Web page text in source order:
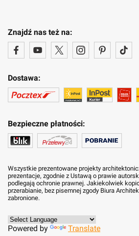
Znajdź nas też na:
Dostawa:
Bezpieczne płatności:
Wszystkie prezentowane projekty
prezentacje, zgodnie z Ustawą o prawie
podlegają ochronie prawnej. Jakiekolwiek
przerabianie, bez pisemnej zgody Biura
zabronione.
Powered by Translate